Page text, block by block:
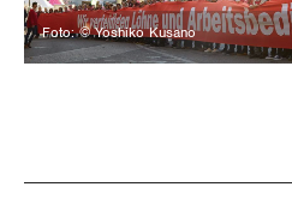
Foto: © Yoshiko Kusano